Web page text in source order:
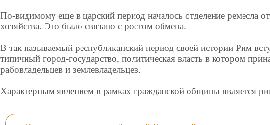
По-видимому еще в царский период началось отделение ремесла от
хозяйства. Это было связано с ростом обмена.
В так называемый республиканский период своей истории Рим
типичный город-государство, политическая власть в котором
рабовладельцев и землевладельцев.
Характерным явлением в рамках гражданской общины является